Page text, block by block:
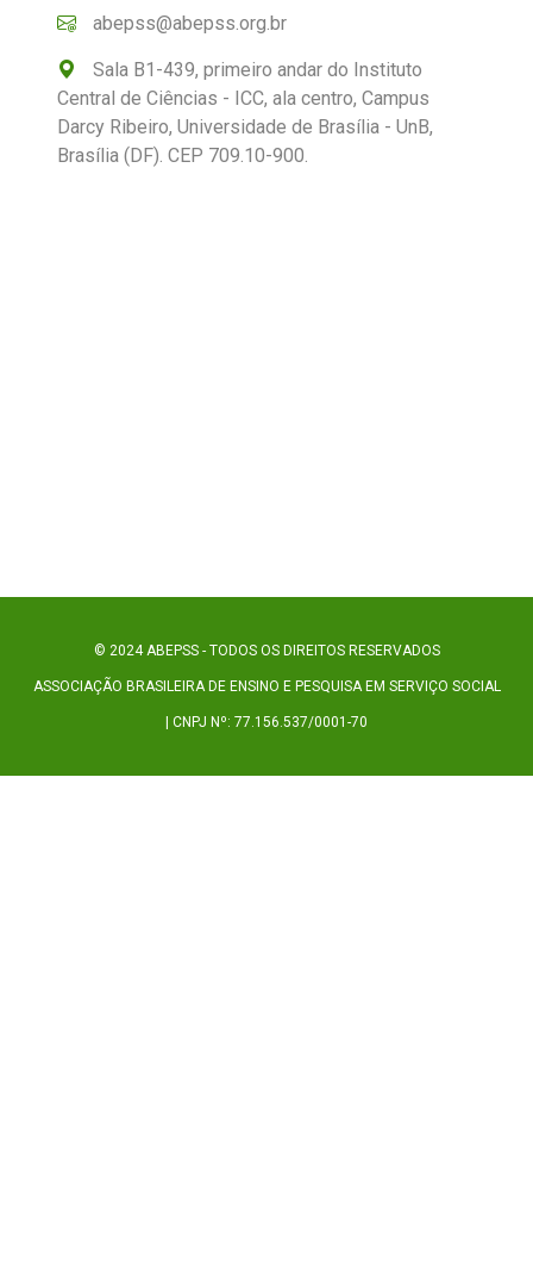
abepss@abepss.org.br
Sala B1-439, primeiro andar do Instituto
Central de Ciências - ICC, ala centro, Campus
Darcy Ribeiro, Universidade de Brasília - UnB,
Brasília (DF). CEP 709.10-900.
© 2024 ABEPSS - TODOS OS DIREITOS RESERVADOS
ASSOCIAÇÃO BRASILEIRA DE ENSINO E PESQUISA EM SERVIÇO SOCIAL
| CNPJ Nº: 77.156.537/0001-70